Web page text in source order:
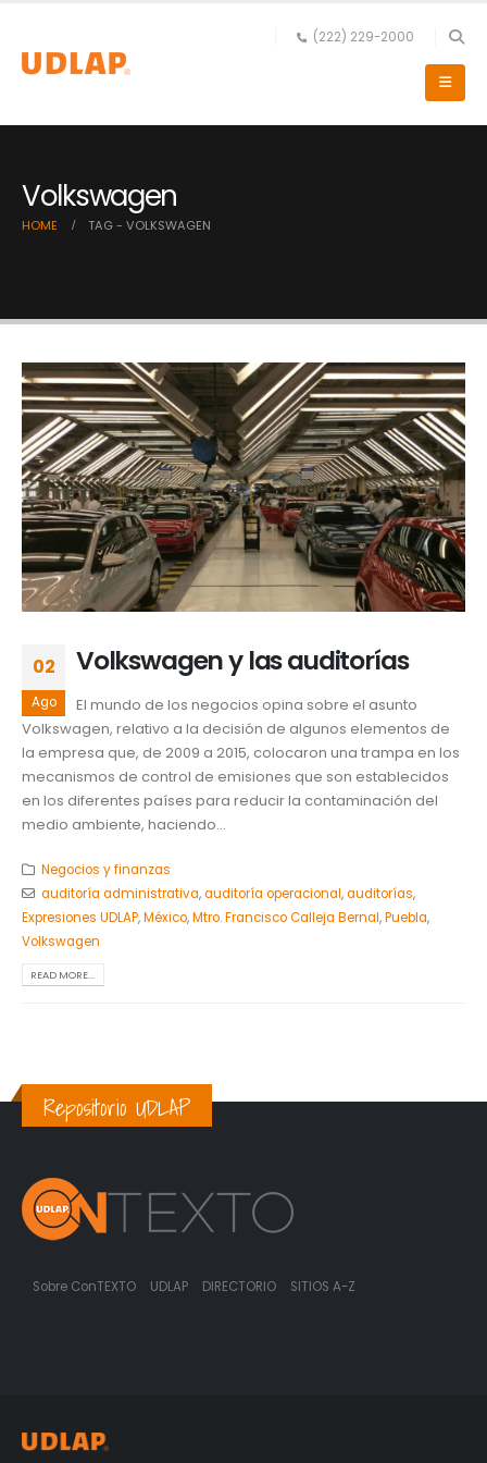
(222) 229-2000
Volkswagen
HOME TAG - VOLKSWAGEN
02
Ago
Volkswagen y las auditorías
El mundo de los negocios opina sobre el asunto
Volkswagen, relativo a la decisión de algunos elementos de
la empresa que, de 2009 a 2015, colocaron una trampa en los
mecanismos de control de emisiones que son establecidos
en los diferentes países para reducir la contaminación del
medio ambiente, haciendo...
Negocios y finanzas
auditoría administrativa,auditoría operacional,auditorías,
Expresiones UDLAP,México,Mtro. Francisco Calleja Bernal,Puebla,
Volkswagen
READ MORE...
Repositorio UDLAP
Sobre ConTEXTO UDLAP DIRECTORIO SITIOS A-Z